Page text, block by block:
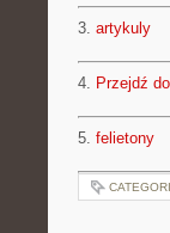
3. artykuly
4. Przejdź
5. felietony